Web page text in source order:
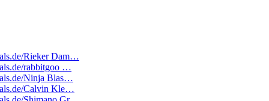
Rieker Dam…
rabbitgoo …
Ninja Blas…
Calvin Kle…